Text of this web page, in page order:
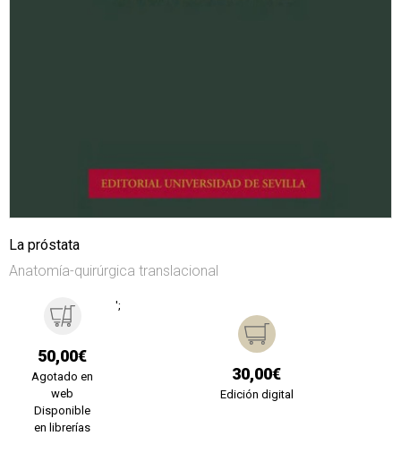
La próstata
Anatomía-quirúrgica translacional
50,00€
Agotado en
web
Disponible
en librerías
';
30,00€
Edición digital